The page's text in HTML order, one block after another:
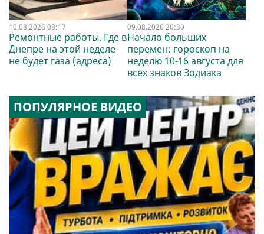
10.08.2026 08:17
Ремонтные работы. Где в
Днепре на этой неделе
не будет газа (адреса)
09.08.2026 20:30
Начало больших
перемен: гороскоп на
неделю 10-16 августа для
всех знаков Зодиака
ПОПУЛЯРНОЕ ВИДЕО